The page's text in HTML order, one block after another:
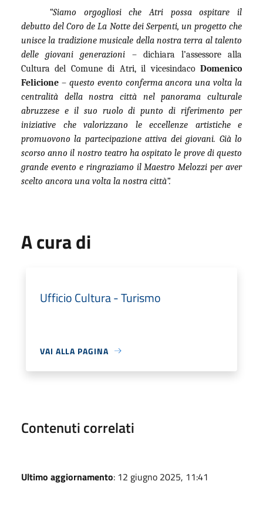
“Siamo orgogliosi che Atri possa ospitare il
debutto del Coro de La Notte dei Serpenti, un progetto che
unisce la tradizione musicale della nostra terra al talento
delle giovani generazioni – dichiara l’assessore alla
Cultura del Comune di Atri, il vicesindaco Domenico
Felicione – questo evento conferma ancora una volta la
centralità della nostra città nel panorama culturale
abruzzese e il suo ruolo di punto di riferimento per
iniziative che valorizzano le eccellenze artistiche e
promuovono la partecipazione attiva dei giovani. Già lo
scorso anno il nostro teatro ha ospitato le prove di questo
grande evento e ringraziamo il Maestro Melozzi per aver
scelto ancora una volta la nostra città”.
A cura di
Ufficio Cultura - Turismo
VAI ALLA PAGINA
Contenuti correlati
Ultimo aggiornamento: 12 giugno 2025, 11:41